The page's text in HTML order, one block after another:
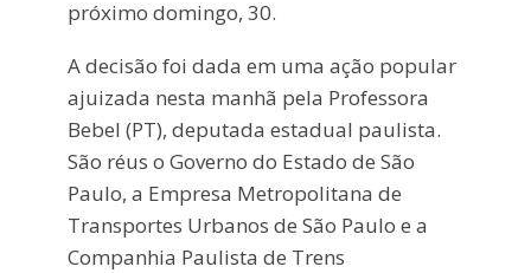
próximo domingo, 30.
A decisão foi dada em uma ação popular
ajuizada nesta manhã pela Professora
Bebel (PT), deputada estadual paulista.
São réus o Governo do Estado de São
Paulo, a Empresa Metropolitana de
Transportes Urbanos de São Paulo e a
Companhia Paulista de Trens